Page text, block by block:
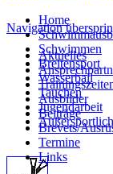
Home
Schwimmen
Breitensport
Wasserball
Tauchen
Jugendarbeit
Außersportlich
Navigation
Aktuelles
Ausbilder
Beiträge
Brevets/
Termine
Links